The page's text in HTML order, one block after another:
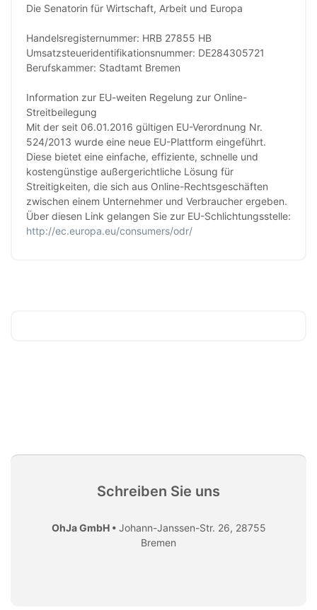
Die Senatorin für Wirtschaft, Arbeit und Europa
Handelsregisternummer: HRB 27855 HB
Umsatzsteueridentifikationsnummer: DE284305721
Berufskammer: Stadtamt Bremen
Information zur EU-weiten Regelung zur Online-
Streitbeilegung
Mit der seit 06.01.2016 gültigen EU-Verordnung Nr.
524/2013 wurde eine neue EU-Plattform eingeführt.
Diese bietet eine einfache, effiziente, schnelle und
kostengünstige außergerichtliche Lösung für
Streitigkeiten, die sich aus Online-Rechtsgeschäften
zwischen einem Unternehmer und Verbraucher ergeben.
Über diesen Link gelangen Sie zur EU-Schlichtungsstelle:
http://ec.europa.eu/consumers/odr/
Schreiben Sie uns
OhJa GmbH • Johann-Janssen-Str. 26, 28755
Bremen